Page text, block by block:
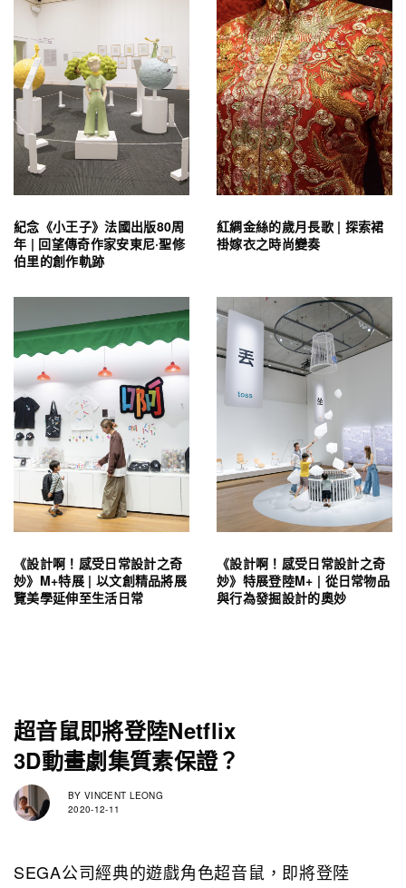
紀念《小王子》法國出版80周
年 | 回望傳奇作家安東尼·聖修
伯里的創作軌跡
紅綢金絲的歲月長歌 | 探索裙
褂嫁衣之時尚變奏
《設計啊！感受日常設計之奇
妙》M+特展 | 以文創精品將展
覽美學延伸至生活日常
《設計啊！感受日常設計之奇
妙》特展登陸M+ | 從日常物品
與行為發掘設計的奧妙
超音鼠即將登陸Netflix
3D動畫劇集質素保證？
BY VINCENT LEONG
2020-12-11
SEGA公司經典的遊戲角色超音鼠，即將登陸